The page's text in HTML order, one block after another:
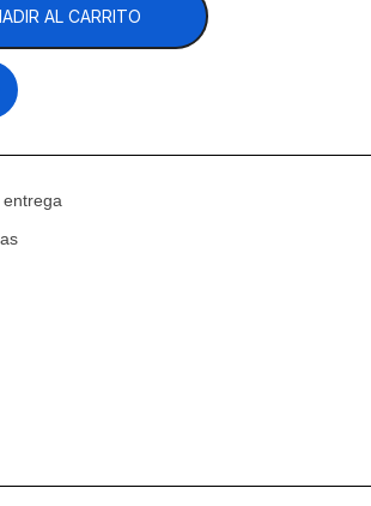
AL CARRITO